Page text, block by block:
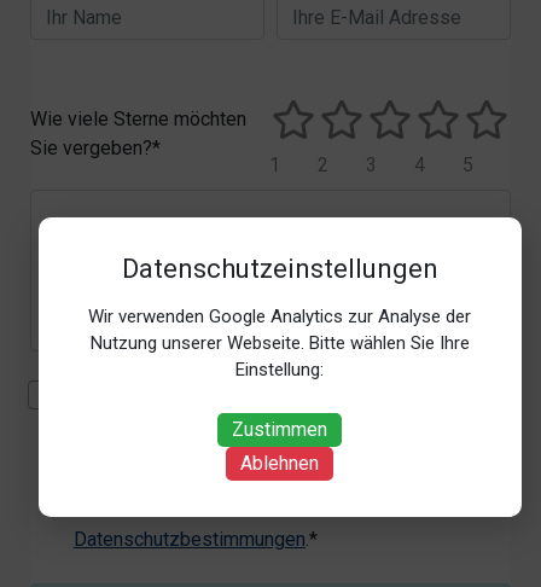
Datenschutzeinstellungen
Wir verwenden Google Analytics zur Analyse der
Nutzung unserer Webseite. Bitte wählen Sie Ihre
Einstellung:
Zustimmen
Ablehnen
Wie viele Sterne möchten
Sie vergeben?*
5
4
3
2
1
personenbezogenen Daten (Angaben, Datum und
Uhrzeit der Bewertungsabgabe, Referrer-URL) zum
Zweck der Bewertung erkläre ich mich
Datenschutzbestimmungen.*